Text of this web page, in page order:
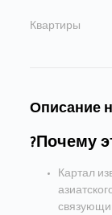
Квартиры
Описание
Почему
Картал